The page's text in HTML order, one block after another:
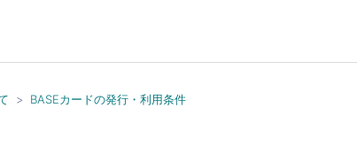
BASEカードの発行・利用条件